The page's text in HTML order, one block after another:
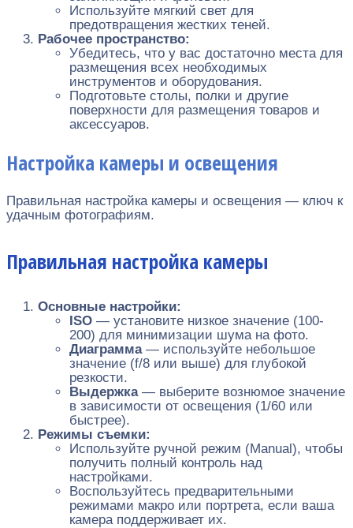
Используйте мягкий свет для
предотвращения жестких теней.
Рабочее пространство:
Убедитесь, что у вас достаточно места для
размещения всех необходимых
инструментов и оборудования.
Подготовьте столы, полки и другие
поверхности для размещения товаров и
аксессуаров.
Настройка камеры и освещения
Правильная настройка камеры и освещения — ключ к
удачным фотографиям.
Правильная настройка камеры
Основные настройки:
ISO — установите низкое значение (100-
200) для минимизации шума на фото.
Диаграмма— используйте небольшое
значение (f/8 или выше) для глубокой
резкости.
Выдержка— выберите вознюмое значение
в зависимости от освещения (1/60 или
быстрее).
Режимы съемки:
Используйте ручной режим (Manual), чтобы
получить полный контроль над
настройками.
Воспользуйтесь предварительными
режимами макро или портрета, если ваша
камера поддерживает их.